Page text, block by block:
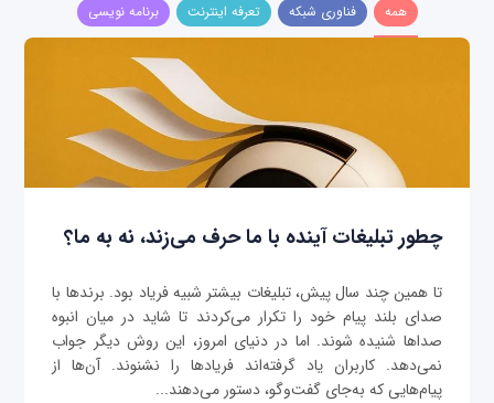
همه فناوری شبکه تعرفه اینترنت برنامه نویسی
چطور تبلیغات آینده با ما حرف می‌زند، نه به ما؟
تا همین چند سال پیش، تبلیغات بیشتر شبیه فریاد بود. برندها با
صدای بلند پیام خود را تکرار می‌کردند تا شاید در میان انبوه
صداها شنیده شوند. اما در دنیای امروز، این روش دیگر جواب
نمی‌دهد. کاربران یاد گرفته‌اند فریادها را نشنوند. آن‌ها از
پیام‌هایی که به‌جای گفت‌وگو، دستور می‌دهند...